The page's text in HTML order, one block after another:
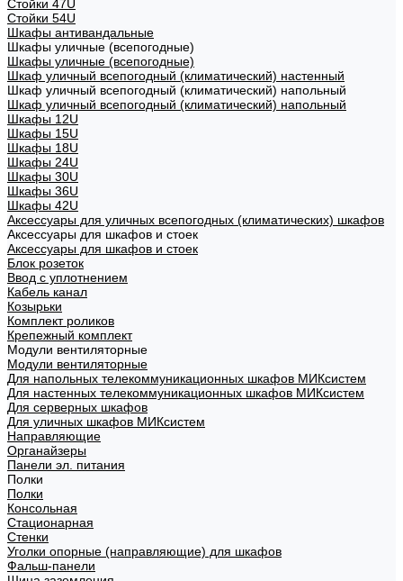
Стойки 47U
Стойки 54U
Шкафы антивандальные
Шкафы уличные (всепогодные)
Шкафы уличные (всепогодные)
Шкаф уличный всепогодный (климатический) настенный
Шкаф уличный всепогодный (климатический) напольный
Шкаф уличный всепогодный (климатический) напольный
Шкафы 12U
Шкафы 15U
Шкафы 18U
Шкафы 24U
Шкафы 30U
Шкафы 36U
Шкафы 42U
Аксессуары для уличных всепогодных (климатических) шкафов
Аксессуары для шкафов и стоек
Аксессуары для шкафов и стоек
Блок розеток
Ввод с уплотнением
Кабель канал
Козырьки
Комплект роликов
Крепежный комплект
Модули вентиляторные
Модули вентиляторные
Для напольных телекоммуникационных шкафов МИКсистем
Для настенных телекоммуникационных шкафов МИКсистем
Для серверных шкафов
Для уличных шкафов МИКсистем
Направляющие
Органайзеры
Панели эл. питания
Полки
Полки
Консольная
Стационарная
Стенки
Уголки опорные (направляющие) для шкафов
Фальш-панели